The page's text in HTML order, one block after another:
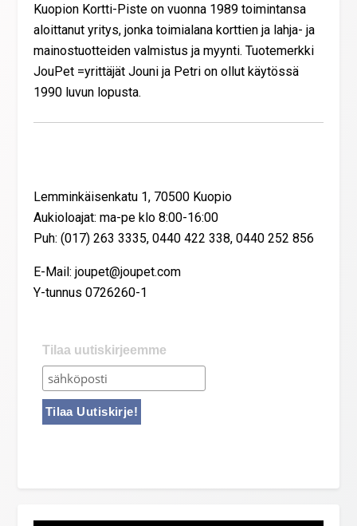
Kuopion Kortti-Piste on vuonna 1989 toimintansa
aloittanut yritys, jonka toimialana korttien ja lahja- ja
mainostuotteiden valmistus ja myynti. Tuotemerkki
JouPet =yrittäjät Jouni ja Petri on ollut käytössä
1990 luvun lopusta.
Lemminkäisenkatu 1, 70500 Kuopio
Aukioloajat: ma-pe klo 8:00-16:00
Puh: (017) 263 3335, 0440 422 338, 0440 252 856
E-Mail: joupet@joupet.com
Y-tunnus 0726260-1
Tilaa uutiskirjeemme